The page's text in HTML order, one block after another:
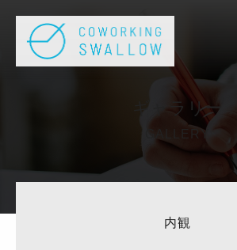
ギャラリー
GALLERY
内観